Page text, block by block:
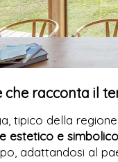
che racconta il
tipico della
estetico e simbolico
adattandosi al